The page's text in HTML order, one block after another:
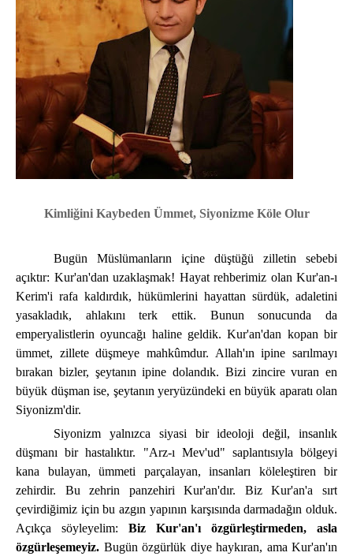
Kimliğini Kaybeden Ümmet, Siyonizme Köle Olur
Bugün Müslümanların içine düştüğü zilletin sebebi
açıktır: Kur'an'dan uzaklaşmak! Hayat rehberimiz olan Kur'an-ı
Kerim'i rafa kaldırdık, hükümlerini hayattan sürdük, adaletini
yasakladık, ahlakını terk ettik. Bunun sonucunda da
emperyalistlerin oyuncağı haline geldik. Kur'an'dan kopan bir
ümmet, zillete düşmeye mahkûmdur. Allah'ın ipine sarılmayı
bırakan bizler, şeytanın ipine dolandık. Bizi zincire vuran en
büyük düşman ise, şeytanın yeryüzündeki en büyük aparatı olan
Siyonizm'dir.
Siyonizm yalnızca siyasi bir ideoloji değil, insanlık
düşmanı bir hastalıktır. "Arz-ı Mev'ud" saplantısıyla bölgeyi
kana bulayan, ümmeti parçalayan, insanları köleleştiren bir
zehirdir. Bu zehrin panzehiri Kur'an'dır. Biz Kur'an'a sırt
çevirdiğimiz için bu azgın yapının karşısında darmadağın olduk.
Açıkça söyleyelim: Biz Kur'an'ı özgürleştirmeden, asla
özgürleşemeyiz. Bugün özgürlük diye haykıran, ama Kur'an'ın